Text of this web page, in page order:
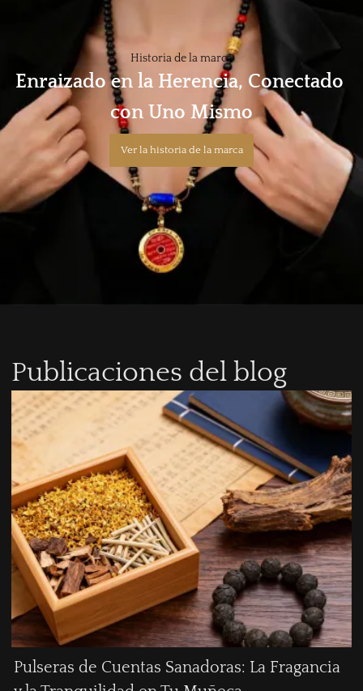
Historia de la marca
Enraizado en la Herencia, Conectado
con Uno Mismo
Ver la historia de la marca
Publicaciones del blog
Pulseras de Cuentas Sanadoras: La Fragancia